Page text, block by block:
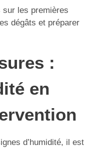
sur les premières
dégâts et préparer
:
en
d’humidité, il est